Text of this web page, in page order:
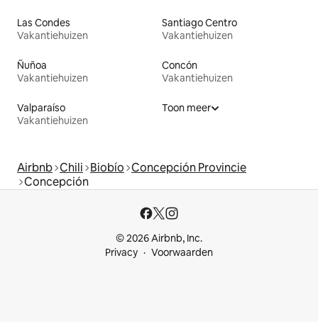
Las Condes
Vakantiehuizen
Santiago Centro
Vakantiehuizen
Ñuñoa
Vakantiehuizen
Concón
Vakantiehuizen
Valparaíso
Vakantiehuizen
Toon meer
Airbnb Chili Biobío Concepción Provincie
Concepción
© 2026 Airbnb, Inc.
Privacy
Voorwaarden